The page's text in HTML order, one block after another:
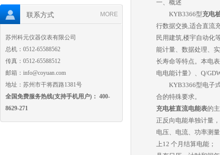
MORE
联系方式
苏州科元仪器仪表有限公司
总机：0512-65588562
传真：0512-65588512
邮箱：info@coyuan.com
地址：苏州市干将西路1381号
全国免费服务热线(支持手机用户)： 400-
8629-271
一、概述
KYB3366型充电
行数据交换,适合直流
民用建筑,楼宇自动化
能计量、数据处理、
长寿命等特点。本电
电电能计量》、Q/
KYB3366型电子式
合的特殊要求。
充电桩直流电能表的
正反向电能单独计量
电压、电流、功率测
上12 个月结算电能；